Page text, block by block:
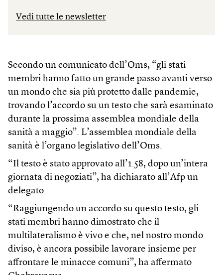
Vedi tutte le newsletter
Secondo un comunicato dell’Oms, “gli stati
membri hanno fatto un grande passo avanti verso
un mondo che sia più protetto dalle pandemie,
trovando l’accordo su un testo che sarà esaminato
durante la prossima assemblea mondiale della
sanità a maggio”. L’assemblea mondiale della
sanità è l’organo legislativo dell’Oms.
“Il testo è stato approvato all’1.58, dopo un’intera
giornata di negoziati”, ha dichiarato all’Afp un
delegato.
“Raggiungendo un accordo su questo testo, gli
stati membri hanno dimostrato che il
multilateralismo è vivo e che, nel nostro mondo
diviso, è ancora possibile lavorare insieme per
affrontare le minacce comuni”, ha affermato